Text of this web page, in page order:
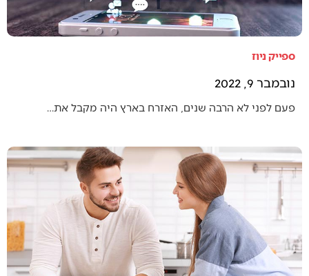
ספייק ניוז
נובמבר 9, 2022
פעם לפני לא הרבה שנים, האזרח בארץ היה מקבל את…